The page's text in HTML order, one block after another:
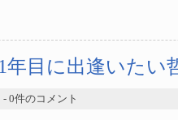
年目に出逢いたい
- 0件のコメント